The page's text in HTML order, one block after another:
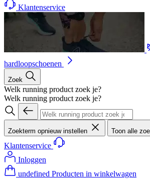
Klantenservice
hardloopschoenen
Zoek
Welk running product zoek je?
Welk running product zoek je?
Zoekterm opnieuw instellen Toon alle
Klantenservice
Inloggen
undefined Producten in winkelwagen